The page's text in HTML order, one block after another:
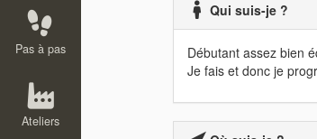
Pas à pas
Ateliers
Qui suis-je ?
Débutant assez bien
Je fais et donc je